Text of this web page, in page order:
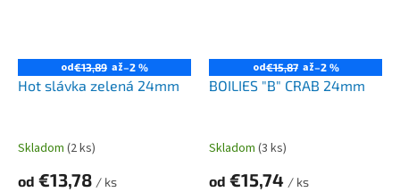
od€13,89 až–2 %
Hot slávka zelená 24mm
Skladom (2 ks)
od €13,78 / ks
od€15,87 až–2 %
BOILIES "B" CRAB 24mm
Skladom (3 ks)
od €15,74 / ks